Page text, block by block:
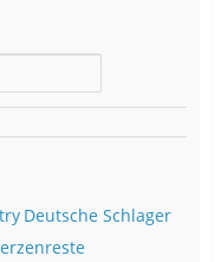
Deutsche Schlager